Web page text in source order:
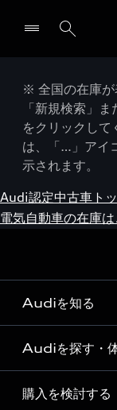
※ 全国の在庫が
「新規検索」
をクリックし
は、「…」アイ
示されます。
Audi認定中古車ト
電気自動車の在庫は
Audiを知る
Audi ブランド
Story of Progress
Audiを探す・
ディーラー検索
購入を検討する